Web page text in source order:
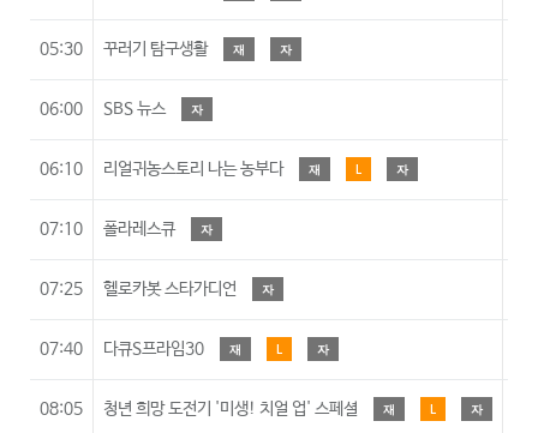
05:30 꾸러기 탐구생활 재 자
06:00 SBS 뉴스 자
06:10 리얼귀농스토리 나는 농부다 재 L 자
07:10 폴라레스큐 자
07:25 헬로카봇 스타가디언 자
07:40 다큐S프라임30 재 L 자
08:05 청년 희망 도전기 '미생! 치얼 업' 스페셜 재 L 자